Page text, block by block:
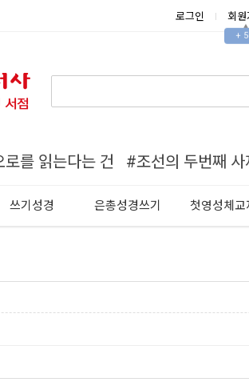
로그인 회원
▲
+
로를 읽는다는 건 #조선의 두번째 사
쓰기성경 은총성경쓰기 첫영성체교